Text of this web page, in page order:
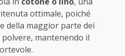
ottimale, poiché
della maggior parte dei
mantenendo il